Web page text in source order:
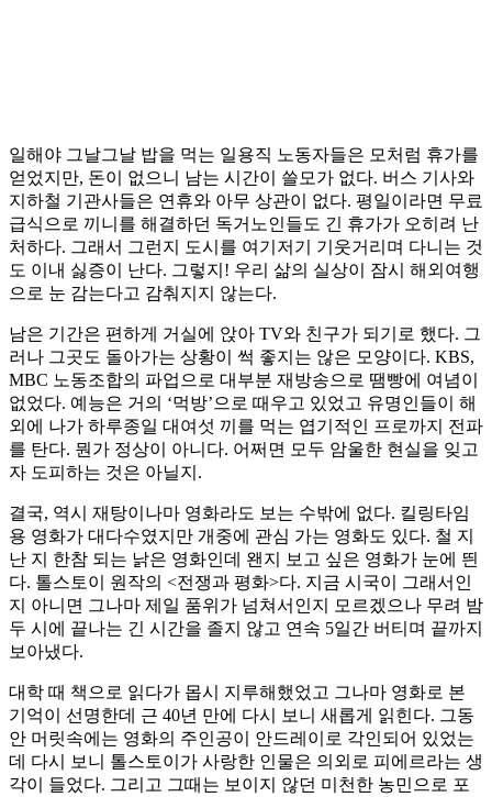
일해야 그날그날 밥을 먹는 일용직 노동자들은 모처럼 휴가를
얻었지만, 돈이 없으니 남는 시간이 쓸모가 없다. 버스 기사와
지하철 기관사들은 연휴와 아무 상관이 없다. 평일이라면 무료
급식으로 끼니를 해결하던 독거노인들도 긴 휴가가 오히려 난
처하다. 그래서 그런지 도시를 여기저기 기웃거리며 다니는 것
도 이내 싫증이 난다. 그렇지! 우리 삶의 실상이 잠시 해외여행
으로 눈 감는다고 감춰지지 않는다.
남은 기간은 편하게 거실에 앉아 TV와 친구가 되기로 했다. 그
러나 그곳도 돌아가는 상황이 썩 좋지는 않은 모양이다. KBS,
MBC 노동조합의 파업으로 대부분 재방송으로 땜빵에 여념이
없었다. 예능은 거의 ‘먹방’으로 때우고 있었고 유명인들이 해
외에 나가 하루종일 대여섯 끼를 먹는 엽기적인 프로까지 전파
를 탄다. 뭔가 정상이 아니다. 어쩌면 모두 암울한 현실을 잊고
자 도피하는 것은 아닐지.
결국, 역시 재탕이나마 영화라도 보는 수밖에 없다. 킬링타임
용 영화가 대다수였지만 개중에 관심 가는 영화도 있다. 철 지
난 지 한참 되는 낡은 영화인데 왠지 보고 싶은 영화가 눈에 띈
다. 톨스토이 원작의 <전쟁과 평화>다. 지금 시국이 그래서인
지 아니면 그나마 제일 품위가 넘쳐서인지 모르겠으나 무려 밤
두 시에 끝나는 긴 시간을 졸지 않고 연속 5일간 버티며 끝까지
보아냈다.
대학 때 책으로 읽다가 몹시 지루해했었고 그나마 영화로 본
기억이 선명한데 근 40년 만에 다시 보니 새롭게 읽힌다. 그동
안 머릿속에는 영화의 주인공이 안드레이로 각인되어 있었는
데 다시 보니 톨스토이가 사랑한 인물은 의외로 피에르라는 생
각이 들었다. 그리고 그때는 보이지 않던 미천한 농민으로 포